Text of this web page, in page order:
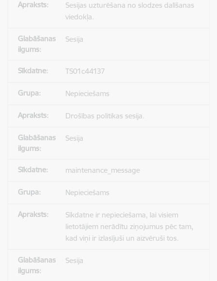
Sesijas uzturēšana no slodzes dalīšanas
viedokļa.
Sesija
TS01c44137
Nepieciešams
Drošības politikas sesija.
Sesija
maintenance_message
Nepieciešams
Sīkdatne ir nepieciešama, lai visiem
lietotājiem nerādītu ziņojumus pēc tam,
kad viņi ir izlasījuši un aizvēruši tos.
Sesija